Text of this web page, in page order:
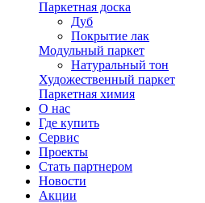
Паркетная доска
Дуб
Покрытие лак
Модульный паркет
Натуральный тон
Художественный паркет
Паркетная химия
О нас
Где купить
Сервис
Проекты
Стать партнером
Новости
Акции